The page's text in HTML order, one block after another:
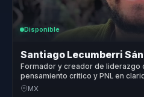
Disponible
Santiago Lecumberri
Formador y creador de liderazgo
pensamiento critico y PNL en
de trabajo.
MX